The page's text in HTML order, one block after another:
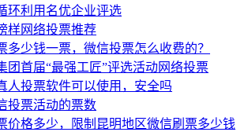
环利用名优企业评选
样网络投票推荐
多少钱一票，微信投票怎么收费的？
团首届“最强工匠”评选活动网络投票
人投票软件可以使用，安全吗
投票活动的票数
价格多少，限制昆明地区微信刷票多少钱